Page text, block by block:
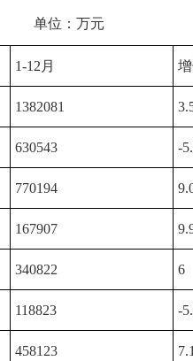
元
1-12月
1382081
630543 -
770194
167907
340822 6
118823 -
458123 7.1